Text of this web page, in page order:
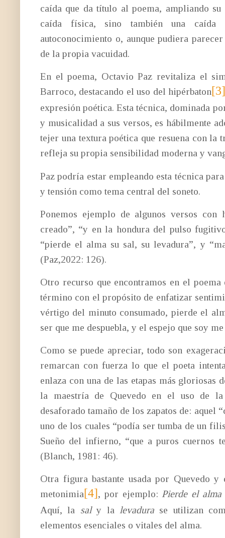
caída que da título al poema, ampliando
caída física, sino también una
autoconocimiento o, aunque pudiera
de la propia vacuidad.
En el poema, Octavio Paz revitaliza el
Barroco, destacando el uso del hipérbaton
expresión poética. Esta técnica, dominada
y musicalidad a sus versos, es hábilmente
tejer una textura poética que resuena con
refleja su propia sensibilidad moderna y
Paz podría estar empleando esta técnica
y tensión como tema central del soneto.
Ponemos ejemplo de algunos versos
creado”, “y en la hondura del pulso
“pierde el alma su sal, su levadura”, y
(Paz,2022: 126).
Otro recurso que encontramos en el
término con el propósito de enfatizar
vértigo del minuto consumado, pierde el
ser que me despuebla, y el espejo que soy
Como se puede apreciar, todo son
remarcan con fuerza lo que el poeta
enlaza con una de las etapas más gloriosas
la maestría de Quevedo en el uso de
desaforado tamaño de los zapatos de: aquel
uno de los cuales “podía ser tumba de un
Sueño del infierno, “que a puros cuernos
(Blanch, 1981: 46).
Otra figura bastante usada por Quevedo
metonimia[4], por ejemplo: Pierde el
Aquí, la saly la levadurase utilizan
elementos esenciales o vitales del alma.